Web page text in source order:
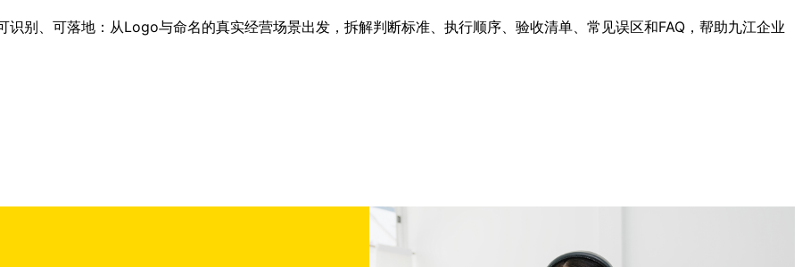
别、可落地：从Logo与命名的真实经营场景出发，拆解判断标准、执行顺序、验收清单、常见误区和FAQ，帮助九江企业